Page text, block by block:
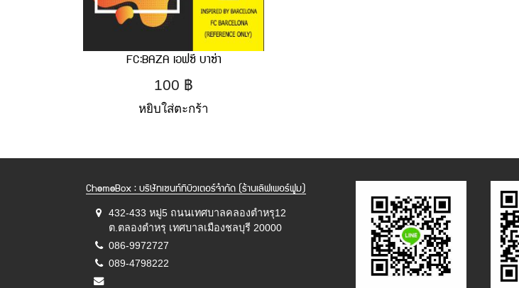
FC:BAZA เอฟซี บาซ่า
100 ฿
หยิบใส่ตะกร้า
ChemeBox : บริษัทเซนท์ทิบิวเตอร์จำกัด (ร้านเลิฟเพอร์ฟูม)
432-433 หมู่5 ถนนเทศบาลคลองตำหรุ12
ต.ตลองตำหรุ เทศบาลเมืองชลบุรี 20000
086-9972727
089-4798222